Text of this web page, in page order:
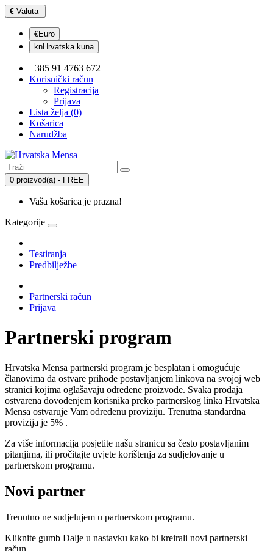
€ Valuta
€Euro
knHrvatska kuna
+385 91 4763 672
Korisnički račun
Registracija
Prijava
Lista želja (0)
Košarica
Narudžba
0 proizvod(a) - FREE
Vaša košarica je prazna!
Kategorije
Testiranja
Predbilježbe
Partnerski račun
Prijava
Partnerski program
Hrvatska Mensa partnerski program je besplatan i omogućuje
članovima da ostvare prihode postavljanjem linkova na svojoj web
stranici kojima oglašavaju određene proizvode. Svaka prodaja
ostvarena dovođenjem korisnika preko partnerskog linka Hrvatska
Mensa ostvaruje Vam određenu proviziju. Trenutna standardna
provizija je 5% .
Za više informacija posjetite našu stranicu sa često postavljanim
pitanjima, ili pročitajte uvjete korištenja za sudjelovanje u
partnerskom programu.
Novi partner
Trenutno ne sudjelujem u partnerskom programu.
Kliknite gumb Dalje u nastavku kako bi kreirali novi partnerski
račun.